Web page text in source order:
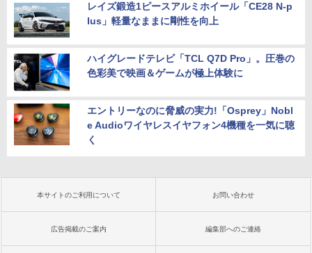
レイズ鍛造1ピースアルミホイール「CE28 N-p
lus」軽量なままに剛性を向上
ハイグレードテレビ「TCL Q7D Pro」。圧巻の
色彩美で映画＆ゲームが極上体験に
エントリーなのに脅威の実力!「Osprey」Nobl
e Audioワイヤレスイヤフォン4機種を一気に聴
く
本サイトのご利用について お問い合わせ
広告掲載のご案内 編集部へのご連絡